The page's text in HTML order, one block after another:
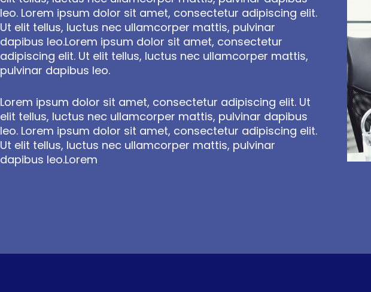
leo. Lorem ipsum dolor sit amet, consectetur adipiscing elit.
Ut elit tellus, luctus nec ullamcorper mattis, pulvinar
dapibus leo.Lorem ipsum dolor sit amet, consectetur
adipiscing elit. Ut elit tellus, luctus nec ullamcorper mattis,
pulvinar dapibus leo.
Lorem ipsum dolor sit amet, consectetur adipiscing elit. Ut
elit tellus, luctus nec ullamcorper mattis, pulvinar dapibus
leo. Lorem ipsum dolor sit amet, consectetur adipiscing elit.
Ut elit tellus, luctus nec ullamcorper mattis, pulvinar
dapibus leo.Lorem